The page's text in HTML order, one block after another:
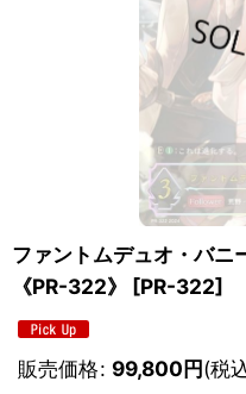
ファントムデュオ・バニ
《PR-322》
[PR-322]
販売価格: 99,800円(税